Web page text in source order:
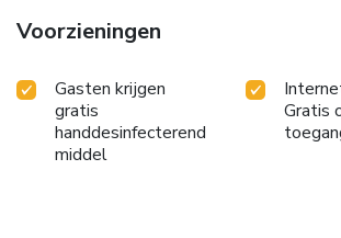
Voorzieningen
Gasten krijgen
gratis
handdesinfecterend
middel
Gratis